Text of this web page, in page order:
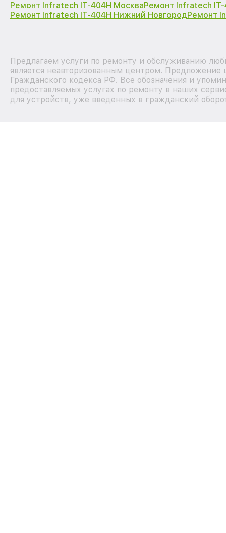
Ремонт Infratech IT-404H МоскваРемонт Infratech
Ремонт Infratech IT-404H Нижний НовгородРемонт
Предлагаем услуги по ремонту и обслуживанию
является неавторизованным центром.
Гражданского кодекса РФ. Все обозначения и
предоставляемых услугах по ремонту в наших
для устройств, уже введенных в гражданский